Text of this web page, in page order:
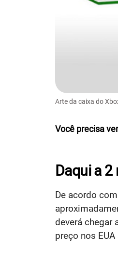
Arte da caixa do
Você precisa
Daqui a
De acordo
deverá chegar
preço nos